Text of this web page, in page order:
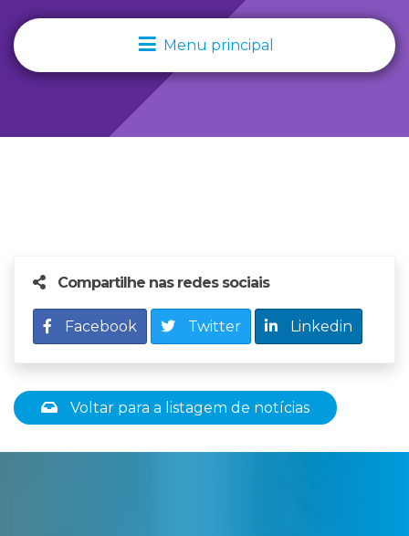
Menu principal
Compartilhe nas redes sociais
Facebook Twitter Linkedin
Voltar para a listagem de notícias